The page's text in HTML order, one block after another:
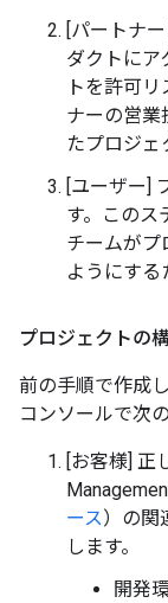
[パートナ
ダクトにア
トを許可
ナーの営業
たプロジェ
[ユーザー]
す。このス
チームがプ
ようにする
プロジェクトの
前の手順で作成
コンソールで次
[お客様] 正
ース）の関
します。
開発